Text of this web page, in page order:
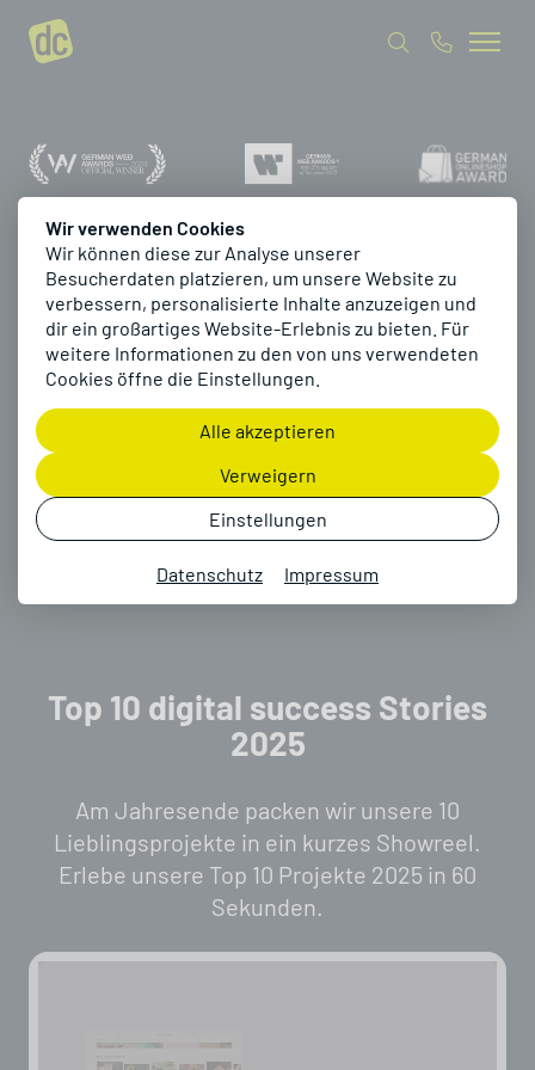
Wir verwenden Cookies
Wir können diese zur Analyse unserer
Besucherdaten platzieren, um unsere Website zu
verbessern, personalisierte Inhalte anzuzeigen und
dir ein großartiges Website-Erlebnis zu bieten. Für
weitere Informationen zu den von uns verwendeten
Cookies öffne die Einstellungen.
Alle akzeptieren
Verweigern
Einstellungen
Datenschutz Impressum
Digital Success
Stories by dc
Ob Website, Onlineshop, ERP-Projekt
oder Kampagne: Wir machen digitale
Projekten inspirieren und entdecke dein
nächstes Erfolgsprojekt.
E-Commerce Websites ERP & Business Prozesse
Top 10 digital success Stories
2025
Am Jahresende packen wir unsere 10
Lieblingsprojekte in ein kurzes Showreel.
Erlebe unsere Top 10 Projekte 2025 in 60
Sekunden.